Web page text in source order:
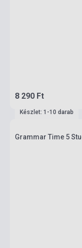
8 290 Ft
Készlet: 1-10 darab
Grammar Time 5